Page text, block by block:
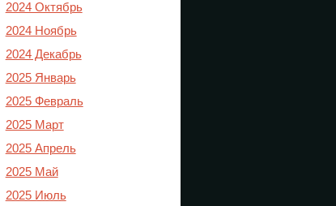
2024 Октябрь
2024 Ноябрь
2024 Декабрь
2025 Январь
2025 Февраль
2025 Март
2025 Апрель
2025 Май
2025 Июль